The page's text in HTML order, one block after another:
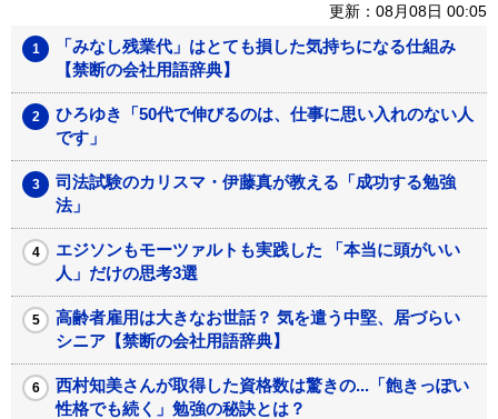
更新：08月08日 00:05
「みなし残業代」はとても損した気持ちになる仕組み
【禁断の会社用語辞典】
ひろゆき「50代で伸びるのは、仕事に思い入れのない人
です」
司法試験のカリスマ・伊藤真が教える「成功する勉強
法」
エジソンもモーツァルトも実践した 「本当に頭がいい
人」だけの思考3選
高齢者雇用は大きなお世話？ 気を遣う中堅、居づらい
シニア【禁断の会社用語辞典】
西村知美さんが取得した資格数は驚きの...「飽きっぽい
性格でも続く」勉強の秘訣とは？